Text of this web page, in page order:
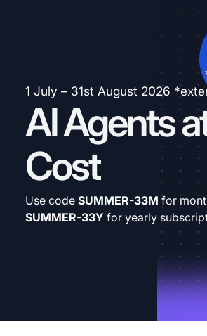
1 July – 31st August 2026
AI Agents
Cost
Use code SUMMER-33M for
SUMMER-33Y for yearly